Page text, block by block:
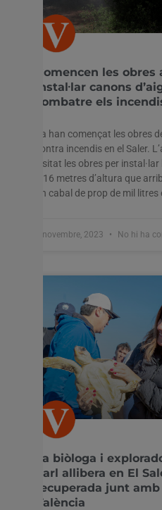
Comencen les obres
instal·lar canons
combatre els
Ja han començat les obres
contra incendis en el Saler.
visitat les obres per
a 16 metres d’altura que
un cabal de prop de mil
7 novembre, 2023 No hi ha
La biòloga i
Earl allibera en El
recuperada junt
València